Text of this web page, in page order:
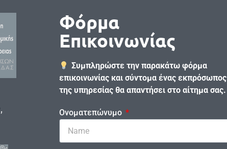
,
Φόρμα
Επικοινωνίας
Συμπληρώστε την παρακάτω φόρμα
επικοινωνίας και σύντομα ένας εκπρόσωπος
της υπηρεσίας θα απαντήσει στο αίτημα σας.
Ονοματεπώνυμο